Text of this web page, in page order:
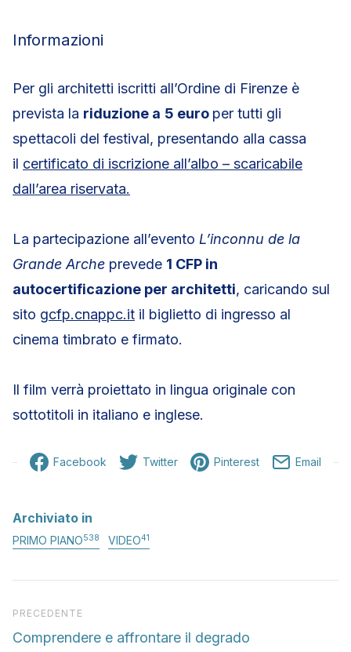
Informazioni
Per gli architetti iscritti all’Ordine di Firenze è
prevista la riduzione a 5 euro per tutti gli
spettacoli del festival, presentando alla cassa
il certificato di iscrizione all’albo – scaricabile
dall’area riservata.
La partecipazione all’evento L’inconnu de la
Grande Arche prevede 1 CFP in
autocertificazione per architetti, caricando sul
sito gcfp.cnappc.it il biglietto di ingresso al
cinema timbrato e firmato.
Il film verrà proiettato in lingua originale con
sottotitoli in italiano e inglese.
Facebook Twitter Pinterest Email
Archiviato in
PRIMO PIANO538 VIDEO41
Articolo precedente
PRECEDENTE
Comprendere e affrontare il degrado